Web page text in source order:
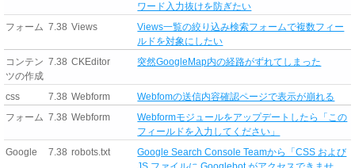
ワード入力抜けを防ぎたい
フォーム 7.38 Views
Views一覧の絞り込み検索フォームで複数フィー
ルドを対象にしたい
コンテン
ツの作成
7.38 CKEditor 突然GoogleMap内の経路がずれてしまった
css 7.38 Webform
Webfomの送信内容確認ページで表示が崩れる
フォーム 7.38 Webform
Webformモジュールをアップデートしたら「この
フィールドを入力してください」
Google
7.38 robots.txt
Google Search Console Teamから「CSS および